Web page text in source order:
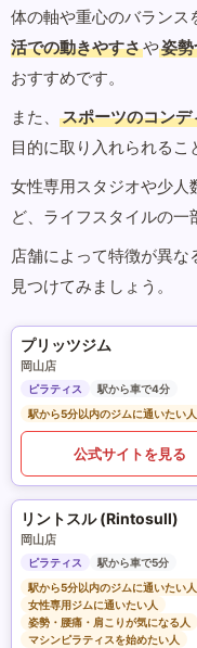
体の軸や重心のバランス
活での動きやすさや姿
おすすめです。
また、
スポーツのコン
目的に取り入れられるこ
女性専用スタジオや少人
ど、ライフスタイルの一
店舗によって特徴が異
見つけてみましょう。
プリッツジム
岡山店
ピラティス
駅から車で4分
駅から5分以内のジムに通いたい人
公式サイトを見る
リントスル (Rintosull)
岡山店
ピラティス
駅から車で5分
駅から5分以内のジムに通いたい人
女性専用ジムに通いたい人
姿勢・腰痛・肩こりが気になる人
マシンピラティスを始めたい人